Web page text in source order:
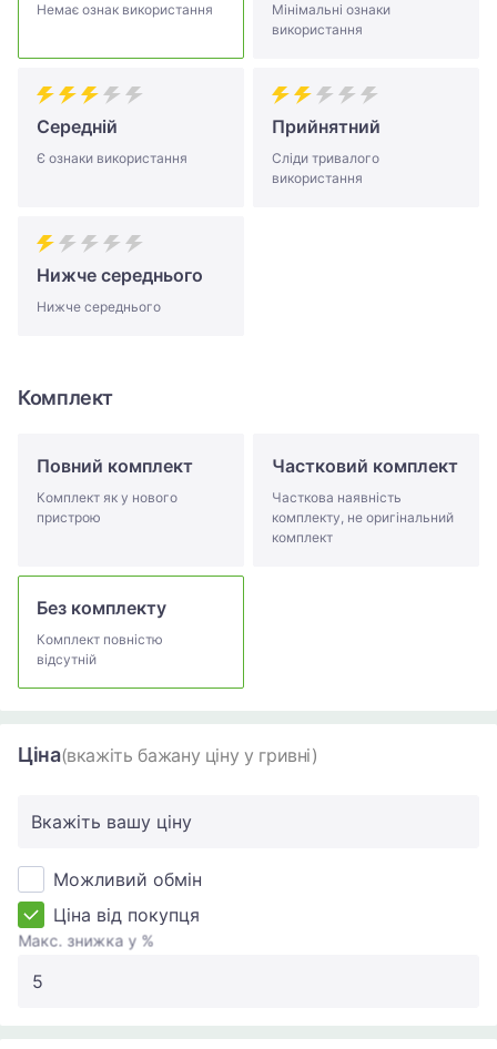
Немає ознак використання
Мінімальні ознаки
використання
Середній
Є ознаки використання
Прийнятний
Сліди тривалого
використання
Нижче середнього
Нижче середнього
Комплект
Повний комплект
Комплект як у нового
пристрою
Частковий комплект
Часткова наявність
комплекту, не оригінальний
комплект
Без комплекту
Комплект повністю
відсутній
Ціна(вкажіть бажану ціну у гривні)
Вкажіть вашу ціну
Можливий обмін
Ціна від покупця
Макс. знижка у %